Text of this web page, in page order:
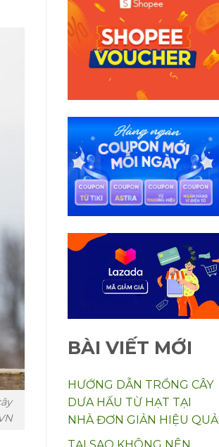
BÀI VIẾT MỚI
HƯỚNG DẪN TRỒNG CÂY
DƯA HẤU TỪ HẠT TẠI
NHÀ ĐƠN GIẢN HIỆU QUẢ
TẠI SAO KHÔNG NÊN